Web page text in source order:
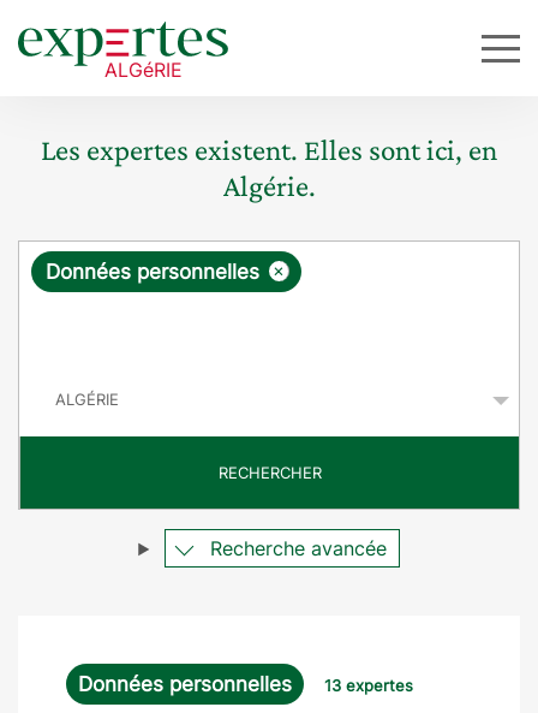
Les expertes existent. Elles sont ici, en
Algérie.
R
ê
e
×
Données personnelles
RECHERCHER
Recherche avancée
Données personnelles 13 expertes